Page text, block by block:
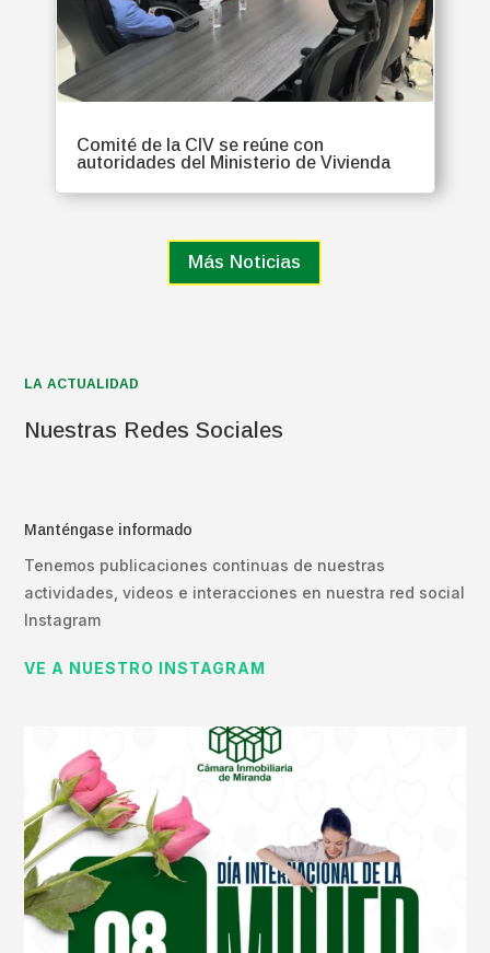
Comité de la CIV se reúne con
autoridades del Ministerio de Vivienda
Más Noticias
LA ACTUALIDAD
Nuestras Redes Sociales
Manténgase informado
Tenemos publicaciones continuas de nuestras
actividades, videos e interacciones en nuestra red social
Instagram
VE A NUESTRO INSTAGRAM